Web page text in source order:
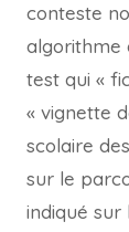
conteste
algorithme
test qui «
« vignette
scolaire
sur le
indiqué sur